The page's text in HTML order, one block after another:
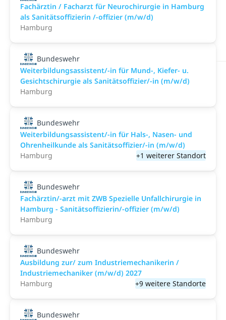
Fachärztin / Facharzt für Neurochirurgie in Hamburg
als Sanitätsoffizierin /-offizier (m/w/d)
Hamburg
Bundeswehr
Weiterbildungsassistent/-in für Mund-, Kiefer- u.
Gesichtschirurgie als Sanitätsoffizier/-in (m/w/d)
Hamburg
Bundeswehr
Weiterbildungsassistent/-in für Hals-, Nasen- und
Ohrenheilkunde als Sanitätsoffizier/-in (m/w/d)
Hamburg
+1 weiterer Standort
Bundeswehr
Fachärztin/-arzt mit ZWB Spezielle Unfallchirurgie in
Hamburg - Sanitätsoffizierin/-offizier (m/w/d)
Hamburg
Bundeswehr
Ausbildung zur/ zum Industriemechanikerin /
Industriemechaniker (m/w/d) 2027
Hamburg
+9 weitere Standorte
Bundeswehr